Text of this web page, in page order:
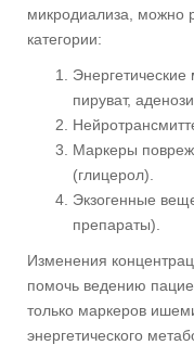
микродиализа, можно
категории:
Энергетические
пируват,
Маркеры
(глицерол).
Экзогенные
препараты).
Изменения
помочь ведению
только маркеров
энергетического